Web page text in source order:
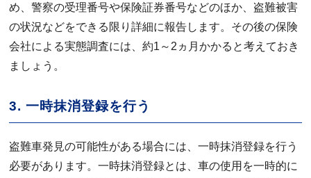
め、警察の受理番号や保険証券番号などのほか、盗難被害
の状況などをできる限り詳細に報告します。その後の保険
会社による実態調査には、約1～2ヵ月かかると考えておき
ましょう。
3. 一時抹消登録を行う
盗難車発見の可能性がある場合には、一時抹消登録を行う
必要があります。一時抹消登録とは、車の使用を一時的に